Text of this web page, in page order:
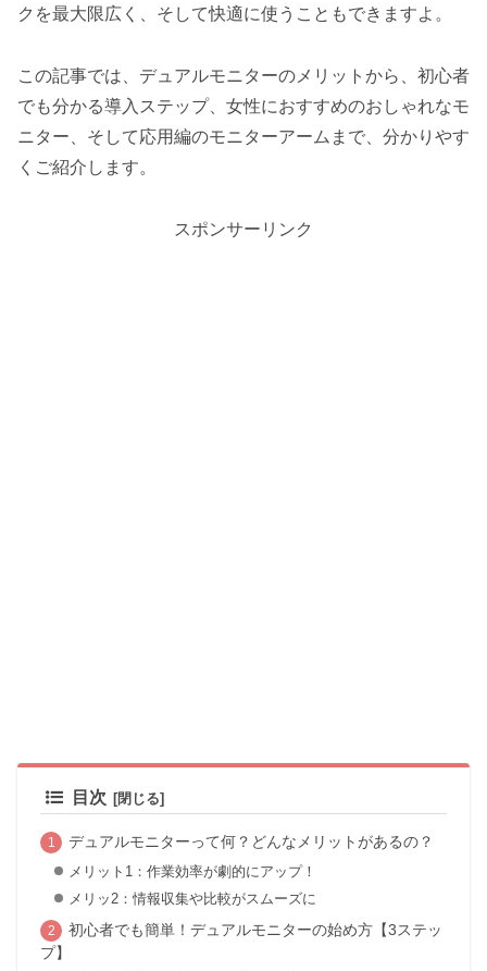
クを最大限広く、そして快適に使うこともできますよ。
この記事では、デュアルモニターのメリットから、初心者
でも分かる導入ステップ、女性におすすめのおしゃれなモ
ニター、そして応用編のモニターアームまで、分かりやす
くご紹介します。
スポンサーリンク
目次
デュアルモニターって何？どんなメリットがあるの？
メリット1：作業効率が劇的にアップ！
メリッ2：情報収集や比較がスムーズに
初心者でも簡単！デュアルモニターの始め方【3ステッ
プ】